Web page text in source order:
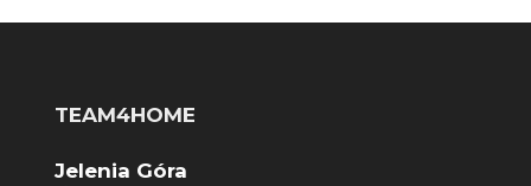
TEAM4HOME
Jelenia Góra